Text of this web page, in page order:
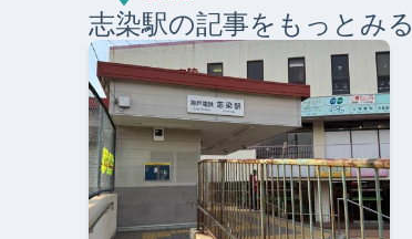
志染駅の記事をもっとみる